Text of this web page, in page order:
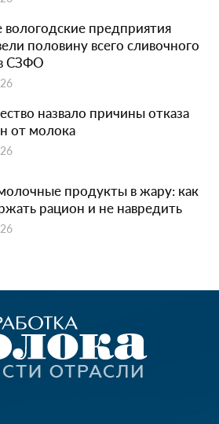
предприятия
половину всего сливочного
СЗФО
назвало причины отказа
от молока
продукты в жару: как
рацион и не навредить